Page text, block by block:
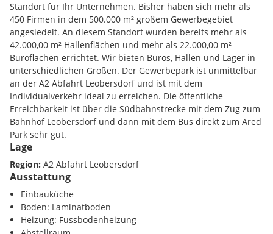
Standort für Ihr Unternehmen. Bisher haben sich mehr als
450 Firmen in dem 500.000 m² großem Gewerbegebiet
angesiedelt. An diesem Standort wurden bereits mehr als
42.000,00 m² Hallenflächen und mehr als 22.000,00 m²
Büroflächen errichtet. Wir bieten Büros, Hallen und Lager in
unterschiedlichen Größen. Der Gewerbepark ist unmittelbar
an der A2 Abfahrt Leobersdorf und ist mit dem
Individualverkehr ideal zu erreichen. Die öffentliche
Erreichbarkeit ist über die Südbahnstrecke mit dem Zug zum
Bahnhof Leobersdorf und dann mit dem Bus direkt zum Ared
Park sehr gut.
2-Zimmer-Büro mit ca. 87,02 m² - Allgemeinflächen (Küche
mit Geräten und WC Anlagen) sind mit dem Büro 8A geteilt
(Bürofläche alleine: 66,89 m²)
Ausstattung:
Lage
Region: A2 Abfahrt Leobersdorf
Ausstattung
Einbauküche
Boden: Laminatboden
Heizung: Fussbodenheizung